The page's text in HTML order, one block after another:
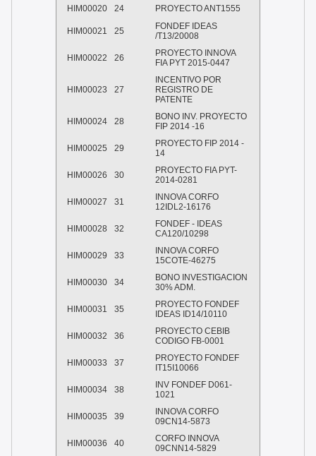
HIM00020 24 PROYECTO ANT1555
HIM00021 25
FONDEF IDEAS
/T13/20008
HIM00022 26
PROYECTO INNOVA
FIA PYT 2015-0447
HIM00023 27
INCENTIVO POR
REGISTRO DE
PATENTE
HIM00024 28
BONO INV. PROYECTO
FIP 2014 -16
HIM00025 29
PROYECTO FIP 2014 -
14
HIM00026 30
PROYECTO FIA PYT-
2014-0281
HIM00027 31
INNOVA CORFO
12IDL2-16176
HIM00028 32
FONDEF - IDEAS
CA120/10298
HIM00029 33
INNOVA CORFO
15COTE-46275
HIM00030 34
BONO INVESTIGACION
30% ADM.
HIM00031 35
PROYECTO FONDEF
IDEAS ID14/10110
HIM00032 36
PROYECTO CEBIB
CODIGO FB-0001
HIM00033 37
PROYECTO FONDEF
IT15I10066
HIM00034 38
INV FONDEF D061-
1021
HIM00035 39
INNOVA CORFO
09CN14-5873
HIM00036 40
CORFO INNOVA
09CNN14-5829